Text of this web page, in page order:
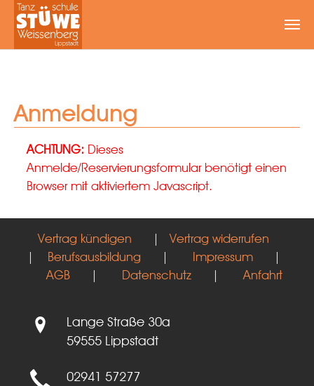
Anmeldung
ACHTUNG: Dieses
Anmelde/Reservierungsformular benötigt einen
Browser mit aktiviertem Javascript.
Vertrag kündigen |Vertrag widerrufen
| Berufsausbildung | Impressum|
AGB| Datenschutz| Anfahrt
Lange Straße 30a
59555 Lippstadt
02941 57277